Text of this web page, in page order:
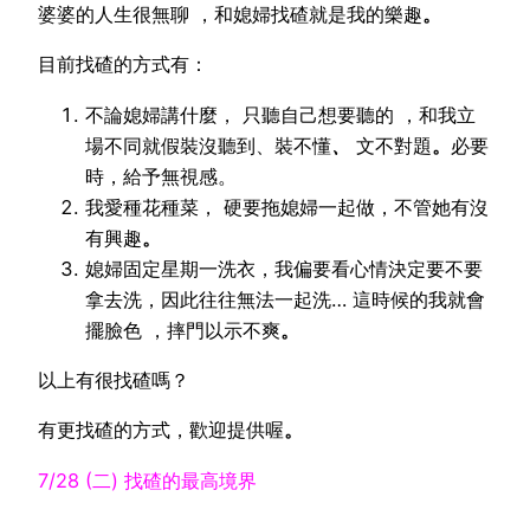
婆婆的人生很無聊 ，和媳婦找碴就是我的樂趣。
目前找碴的方式有：
不論媳婦講什麼， 只聽自己想要聽的 ，和我立
場不同就假裝沒聽到、裝不懂、 文不對題。 必要
時，給予無視感。
我愛種花種菜， 硬要拖媳婦一起做，不管她有沒
有興趣。
媳婦固定星期一洗衣，我偏要看心情決定要不要
拿去洗，因此往往無法一起洗… 這時候的我就會
擺臉色 ，摔門以示不爽。
以上有很找碴嗎？
有更找碴的方式，歡迎提供喔。
7/28 (二) 找碴的最高境界